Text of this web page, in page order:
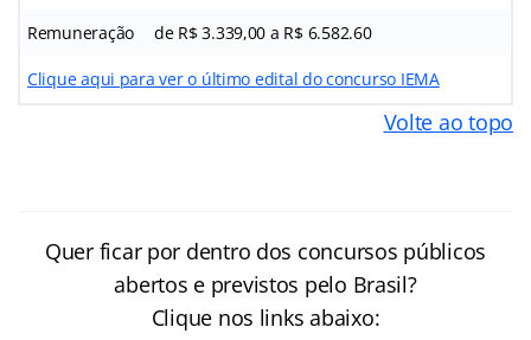
Remuneração de R$ 3.339,00 a R$ 6.582.60
Clique aqui para ver o último edital do concurso IEMA
Volte ao topo
Quer ficar por dentro dos concursos públicos
abertos e previstos pelo Brasil?
Clique nos links abaixo: